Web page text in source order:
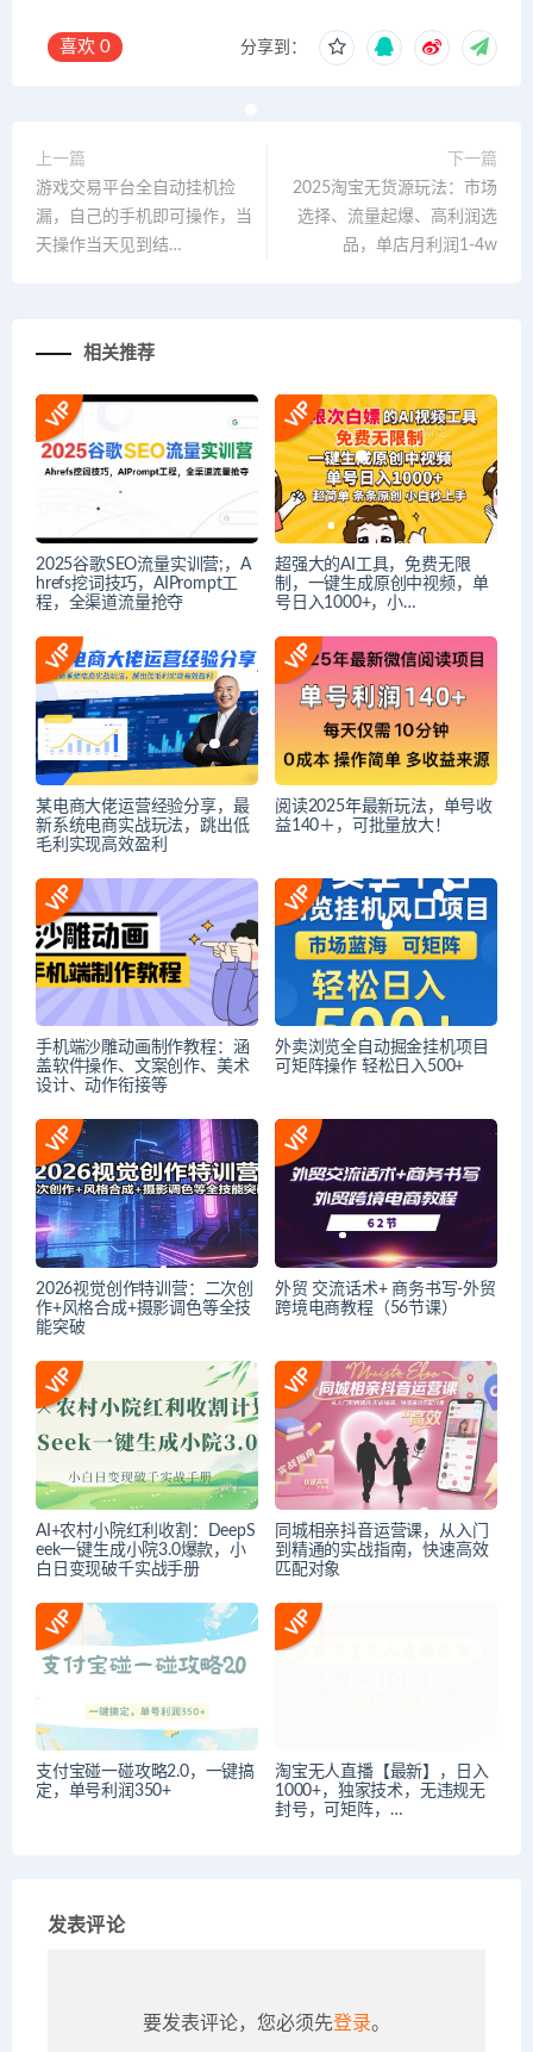
喜欢 0 分享到：
上一篇
游戏交易平台全自动挂机捡
漏，自己的手机即可操作，当
天操作当天见到结…
下一篇
2025淘宝无货源玩法：市场
选择、流量起爆、高利润选
品，单店月利润1-4w
相关推荐
2025谷歌SEO流量实训营;，A
hrefs挖词技巧，AIPrompt工
程，全渠道流量抢夺
超强大的AI工具，免费无限
制，一键生成原创中视频，单
号日入1000+，小…
某电商大佬运营经验分享，最
新系统电商实战玩法，跳出低
毛利实现高效盈利
阅读2025年最新玩法，单号收
益140＋，可批量放大！
手机端沙雕动画制作教程：涵
盖软件操作、文案创作、美术
设计、动作衔接等
外卖浏览全自动掘金挂机项目
可矩阵操作 轻松日入500+
2026视觉创作特训营：二次创
作+风格合成+摄影调色等全技
能突破
外贸 交流话术+ 商务书写-外贸
跨境电商教程（56节课）
AI+农村小院红利收割：DeepS
eek一键生成小院3.0爆款，小
白日变现破千实战手册
同城相亲抖音运营课，从入门
到精通的实战指南，快速高效
匹配对象
支付宝碰一碰攻略2.0，一键搞
定，单号利润350+
淘宝无人直播【最新】，日入
1000+，独家技术，无违规无
封号，可矩阵，…
发表评论
要发表评论，您必须先登录。